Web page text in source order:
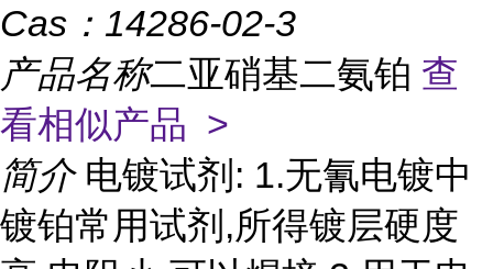
Cas： 14286-02-3
产品名称二亚硝基二氨铂 查
看相似产品 >
简介 电镀试剂: 1.无氰电镀中
镀铂常用试剂,所得镀层硬度